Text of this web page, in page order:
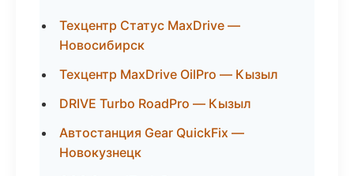
Техцентр Статус MaxDrive —
Новосибирск
Техцентр MaxDrive OilPro — Кызыл
DRIVE Turbo RoadPro — Кызыл
Автостанция Gear QuickFix —
Новокузнецк